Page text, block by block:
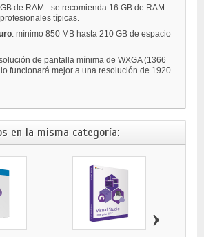
de RAM - se recomienda 16 GB de RAM
típicas.
: mínimo 850 MB hasta 210 GB de espacio
de pantalla mínima de WXGA (1366
funcionará mejor a una resolución de 1920
en la misma categoría:
›